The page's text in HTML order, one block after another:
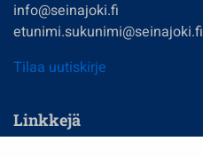
info@seinajoki.fi
etunimi.sukunimi@seinajoki.fi
Tilaa uutiskirje
Linkkejä